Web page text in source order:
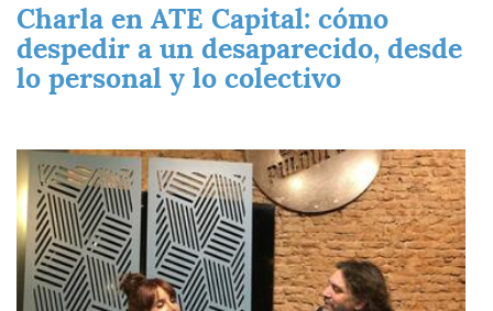
Charla en ATE Capital: cómo
despedir a un desaparecido, desde
lo personal y lo colectivo
Imagen